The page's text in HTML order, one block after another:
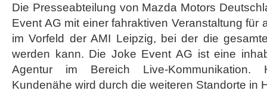
Die Presseabteilung von Mazda Motors
Event AG mit einer fahraktiven Veranstaltung für
im Vorfeld der AMI Leipzig, bei der die
werden kann. Die Joke Event AG ist eine
Agentur im Bereich Live-Kommunikation.
Kundenähe wird durch die weiteren Standorte in